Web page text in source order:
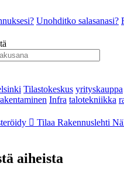
Unohditko salasanasi?
Tilastokeskus yrityskauppa
Infra talotekniikka
Tilaa Rakennuslehti
aiheista